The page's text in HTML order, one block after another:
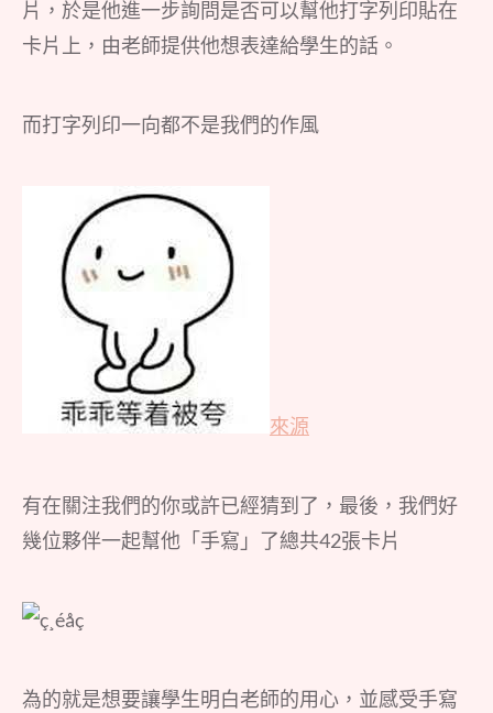
片，於是他進一步詢問是否可以幫他打字列印貼在
卡片上，由老師提供他想表達給學生的話。
而打字列印一向都不是我們的作風
來源
有在關注我們的你或許已經猜到了，最後，我們好
幾位夥伴一起幫他「手寫」了總共42張卡片
為的就是想要讓學生明白老師的用心，並感受手寫